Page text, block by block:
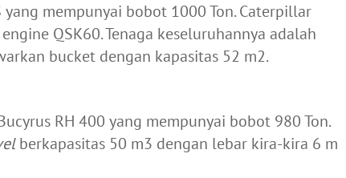
mempunyai bobot 1000 Ton. Caterpillar
QSK60. Tenaga keseluruhannya adalah
bucket dengan kapasitas 52 m2.
RH 400 yang mempunyai bobot 980 Ton.
berkapasitas 50 m3 dengan lebar kira-kira 6 m